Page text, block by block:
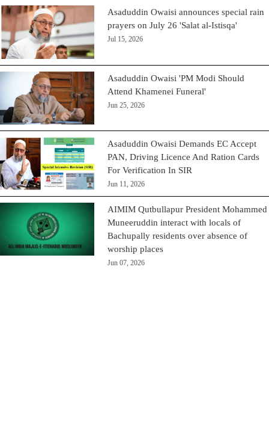
Asaduddin Owaisi announces special rain
prayers on July 26 'Salat al-Istisqa'
Jul 15, 2026
Asaduddin Owaisi 'PM Modi Should
Attend Khamenei Funeral'
Jun 25, 2026
Asaduddin Owaisi Demands EC Accept
PAN, Driving Licence And Ration Cards
For Verification In SIR
Jun 11, 2026
AIMIM Qutbullapur President Mohammed
Muneeruddin interact with locals of
Bachupally residents over absence of
worship places
Jun 07, 2026